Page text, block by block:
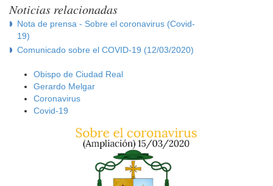
Noticias relacionadas
Nota de prensa - Sobre el coronavirus (Covid-
19)
Comunicado sobre el COVID-19 (12/03/2020)
Obispo de Ciudad Real
Gerardo Melgar
Coronavirus
Covid-19